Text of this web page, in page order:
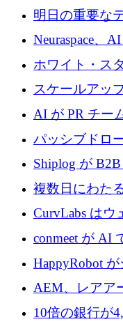
Modal Labsが
明日の重要な
ニクスのスケ
Neuraspace、
トフォームの
ホワイト・ス
タートアップ
スケールアッ
の投資を行い
を共同主導
AI が PR チー
ります
パッシブドロ
Monava が資
Shiplog が
ジェンスを構
複数日にわた
ップ、Ore
CurvLabs はウ
治療をどのよ
conmeet が AI
に 600 万ユー
HappyRobot
ルを獲得し、
を拡張
AEM、レアア
新を加速する
10倍の銀行が